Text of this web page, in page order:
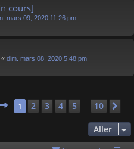
cours]
mars 09, 2020 11:26 pm
« dim. mars 08, 2020 5:48 pm
Page 1sur 10
1 2 3 4 5 10
Aller